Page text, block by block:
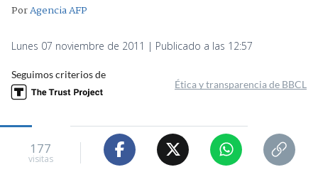
PorAgencia AFP
Lunes 07 noviembre de 2011 | Publicado a las 12:57
Seguimos criterios de
Ética y transparencia de BBCL
177
visitas